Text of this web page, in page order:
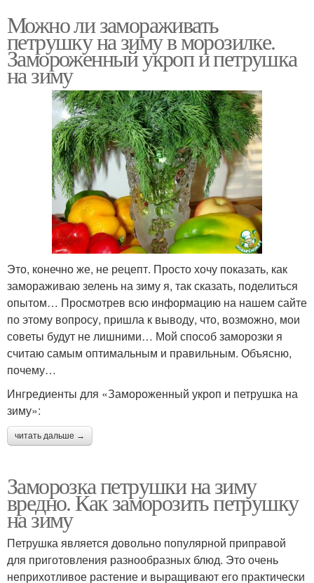
Можно ли замораживать
петрушку на зиму в морозилке.
Замороженный укроп и петрушка
на зиму
Это, конечно же, не рецепт. Просто хочу показать, как
замораживаю зелень на зиму я, так сказать, поделиться
опытом… Просмотрев всю информацию на нашем сайте
по этому вопросу, пришла к выводу, что, возможно, мои
советы будут не лишними… Мой способ заморозки я
считаю самым оптимальным и правильным. Объясню,
почему…
Ингредиенты для «Замороженный укроп и петрушка на
зиму»:
читать дальше →
Заморозка петрушки на зиму
вредно. Как заморозить петрушку
на зиму
Петрушка является довольно популярной приправой
для приготовления разнообразных блюд. Это очень
неприхотливое растение и выращивают его практически